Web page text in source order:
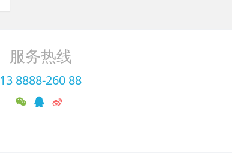
服务热线
13 8888-260 88